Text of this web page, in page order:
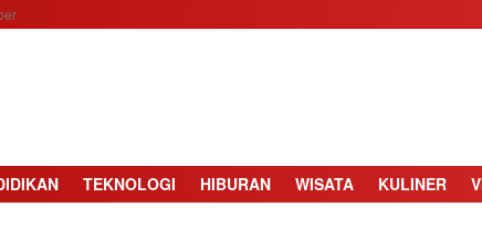
TEKNOLOGI HIBURAN WISATA KULINER